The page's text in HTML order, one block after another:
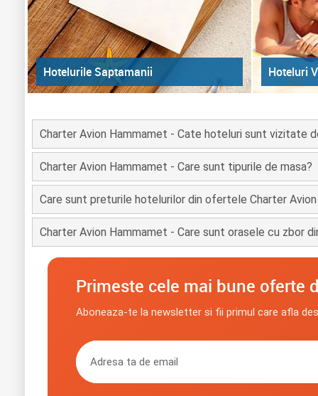
Hotelurile Saptamanii Hoteluri
Charter Avion Hammamet - Cate hoteluri sunt vizitate
Charter Avion Hammamet - Care sunt tipurile de masa?
Care sunt preturile hotelurilor din ofertele Charter
Charter Avion Hammamet - Care sunt orasele cu zbor
Primeste cele mai bune oferte
Aboneaza-te la newsletter si fii primul care afla